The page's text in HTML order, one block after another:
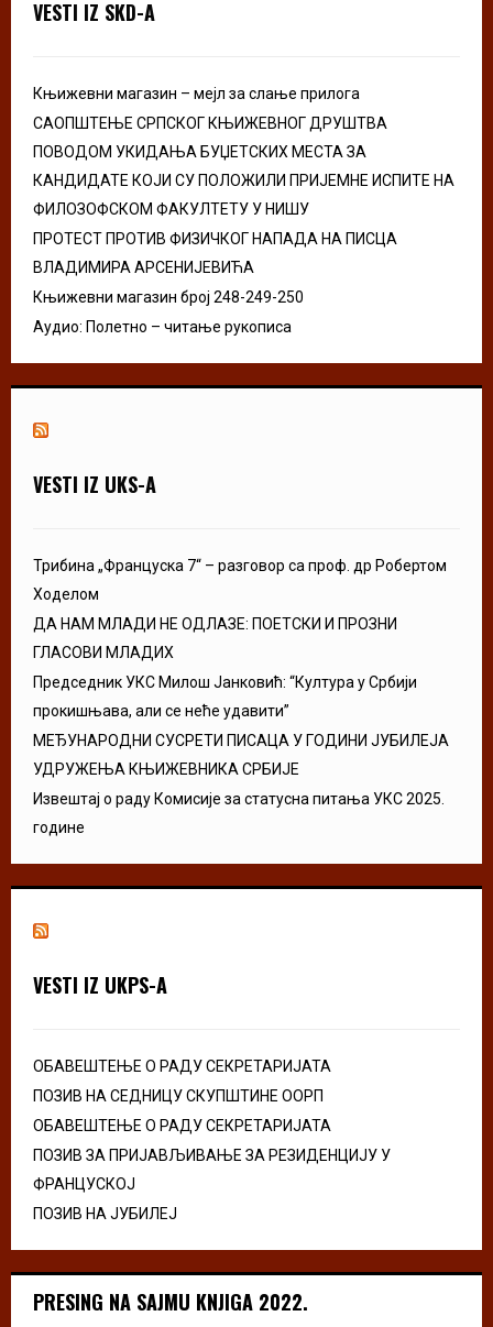
r
VESTI IZ SKD-A
Књижевни магазин – мејл за слање прилога
САОПШТЕЊЕ СРПСКОГ КЊИЖЕВНОГ ДРУШТВА
ПОВОДОМ УКИДАЊА БУЏЕТСКИХ МЕСТА ЗА
КАНДИДАТЕ КОЈИ СУ ПОЛОЖИЛИ ПРИЈЕМНЕ ИСПИТЕ НА
ФИЛОЗОФСКОМ ФАКУЛТЕТУ У НИШУ
ПРОТЕСТ ПРОТИВ ФИЗИЧКОГ НАПАДА НА ПИСЦА
ВЛАДИМИРА АРСЕНИЈЕВИЋА
Књижевни магазин број 248-249-250
Аудио: Полетно – читање рукописа
VESTI IZ UKS-A
Трибина „Француска 7“ – разговор са проф. др Робертом
Ходелом
ДА НАМ МЛАДИ НЕ ОДЛАЗЕ: ПОЕТСКИ И ПРОЗНИ
ГЛАСОВИ МЛАДИХ
Председник УКС Милош Јанковић: “Култура у Србији
прокишњава, али се неће удавити”
МЕЂУНАРОДНИ СУСРЕТИ ПИСАЦА У ГОДИНИ ЈУБИЛЕЈА
УДРУЖЕЊА КЊИЖЕВНИКА СРБИЈЕ
Извештај о раду Комисије за статусна питања УКС 2025.
године
VESTI IZ UKPS-A
ОБАВЕШТЕЊЕ О РАДУ СЕКРЕТАРИЈАТА
ПОЗИВ НА СЕДНИЦУ СКУПШТИНЕ ООРП
ОБАВЕШТЕЊЕ О РАДУ СЕКРЕТАРИЈАТА
ПОЗИВ ЗА ПРИЈАВЉИВАЊЕ ЗА РЕЗИДЕНЦИЈУ У
ФРАНЦУСКОЈ
ПОЗИВ НА ЈУБИЛЕЈ
PRESING NA SAJMU KNJIGA 2022.